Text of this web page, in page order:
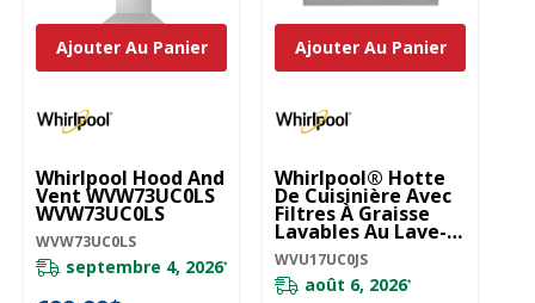
Whirlpool Hood And
Vent WVW73UC0LS
WVW73UC0LS
WVW73UC0LS
septembre 4, 2026*
Ajouter Au Panier
Whirlpool® Hotte
De Cuisinière Avec
Filtres À Graisse
Lavables Au Lave-
Vaisselle - 30 Po
WVU17UC0JS
WVU17UC0JS
août 6, 2026*
Ajouter Au Panier